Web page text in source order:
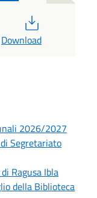
Download
2026/2027
Segretariato
Ragusa Ibla
della Biblioteca